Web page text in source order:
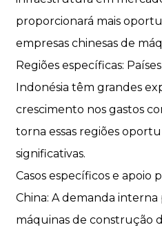
proporcionará mais
empresas chinesas de
Regiões específicas:
Indonésia têm grandes
crescimento nos gastos
torna essas regiões
significativas.
Casos específicos e apoio
China: A demanda
máquinas de construção